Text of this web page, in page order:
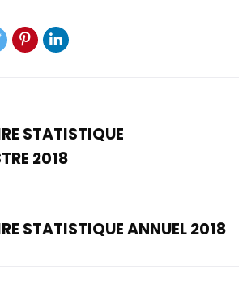
STATISTIQUE
2018
STATISTIQUE ANNUEL 2018